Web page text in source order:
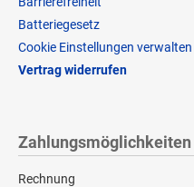
Batteriegesetz
Cookie Einstellungen verwalten
Vertrag widerrufen
Zahlungsmöglichkeiten
Rechnung